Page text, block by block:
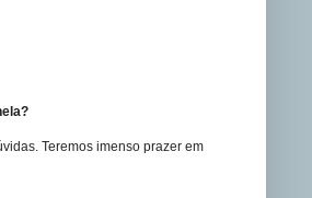
Teremos imenso prazer em